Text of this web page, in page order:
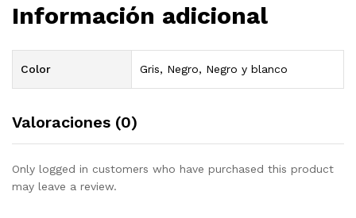
Información adicional
Color Gris, Negro, Negro y blanco
Valoraciones (0)
Only logged in customers who have purchased this product
may leave a review.